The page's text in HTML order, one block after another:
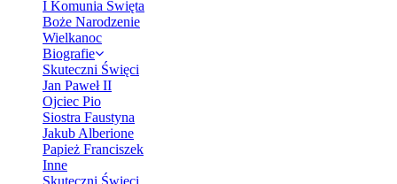
I Komunia Święta
Boże Narodzenie
Wielkanoc
Biografie
Skuteczni Święci
Jan Paweł II
Ojciec Pio
Siostra Faustyna
Jakub Alberione
Papież Franciszek
Inne
Skuteczni Święci